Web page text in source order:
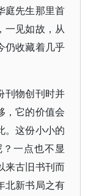
庭先生那里首
一见如故，从
仍收藏着几乎
刊物创刊时并
，它的价值会
。这份小小的
一点也不显
来古旧书刊而
北新书局之有